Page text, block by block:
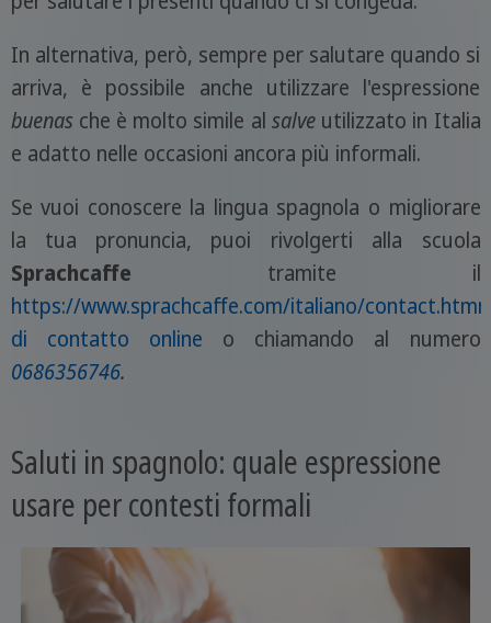
In alternativa, però, sempre per salutare quando si
arriva, è possibile anche utilizzare l'espressione
buenasche è molto simile al salveutilizzato in Italia
e adatto nelle occasioni ancora più informali.
Se vuoi conoscere la lingua spagnola o migliorare
la tua pronuncia, puoi rivolgerti alla scuola
Sprachcaffe tramite il
https://www.sprachcaffe.com/italiano/contact.htm
di contatto online o chiamando al numero
0686356746.
Saluti in spagnolo: quale espressione
usare per contesti formali